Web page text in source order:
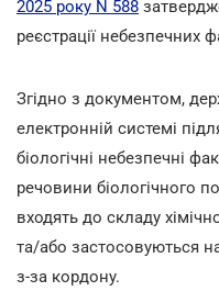
2025 року N 588
реєстрації небезпечних
Згідно з документом,
електронній системі
біологічні небезпечні
речовини біологічного
входять до складу
та/або застосовуються
з-за кордону.